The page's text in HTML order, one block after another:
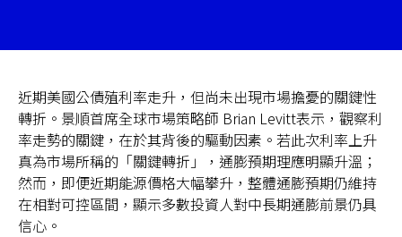
服務中心
永續專區
關於景順
近期美國公債殖利率走升，但尚未出現市場擔憂的關鍵性
轉折。景順首席全球市場策略師 Brian Levitt表示，觀察利
率走勢的關鍵，在於其背後的驅動因素。若此次利率上升
真為市場所稱的「關鍵轉折」，通膨預期理應明顯升溫；
然而，即便近期能源價格大幅攀升，整體通膨預期仍維持
在相對可控區間，顯示多數投資人對中長期通膨前景仍具
信心。